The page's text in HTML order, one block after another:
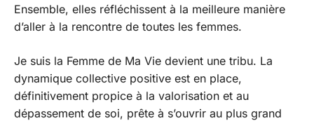
Ensemble, elles réfléchissent à la meilleure manière
d’aller à la rencontre de toutes les femmes.
Je suis la Femme de Ma Vie devient une tribu. La
dynamique collective positive est en place,
définitivement propice à la valorisation et au
dépassement de soi, prête à s’ouvrir au plus grand